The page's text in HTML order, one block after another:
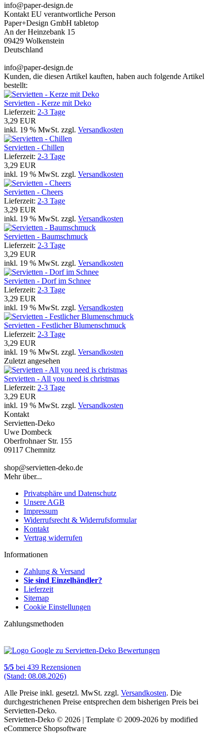
info@paper-design.de
Kontakt EU verantwortliche Person
Paper+Design GmbH tabletop
An der Heinzebank 15
09429 Wolkenstein
Deutschland
info@paper-design.de
Kunden, die diesen Artikel kauften, haben auch folgende Artikel
bestellt:
Servietten - Kerze mit Deko
Lieferzeit: 2-3 Tage
3,29 EUR
inkl. 19 % MwSt. zzgl. Versandkosten
Servietten - Chillen
Lieferzeit: 2-3 Tage
3,29 EUR
inkl. 19 % MwSt. zzgl. Versandkosten
Servietten - Cheers
Lieferzeit: 2-3 Tage
3,29 EUR
inkl. 19 % MwSt. zzgl. Versandkosten
Servietten - Baumschmuck
Lieferzeit: 2-3 Tage
3,29 EUR
inkl. 19 % MwSt. zzgl. Versandkosten
Servietten - Dorf im Schnee
Lieferzeit: 2-3 Tage
3,29 EUR
inkl. 19 % MwSt. zzgl. Versandkosten
Servietten - Festlicher Blumenschmuck
Lieferzeit: 2-3 Tage
3,29 EUR
inkl. 19 % MwSt. zzgl. Versandkosten
Zuletzt angesehen
Servietten - All you need is christmas
Lieferzeit: 2-3 Tage
3,29 EUR
inkl. 19 % MwSt. zzgl. Versandkosten
Kontakt
Servietten-Deko
Uwe Dombeck
Oberfrohnaer Str. 155
09117 Chemnitz
shop@servietten-deko.de
Mehr über...
Privatsphäre und Datenschutz
Unsere AGB
Impressum
Widerrufsrecht & Widerrufsformular
Kontakt
Vertrag widerrufen
Informationen
Zahlung & Versand
Sie sind Einzelhändler?
Lieferzeit
Sitemap
Cookie Einstellungen
Zahlungsmethoden
5/5 bei 439 Rezensionen
(Stand: 08.08.2026)
Alle Preise inkl. gesetzl. MwSt. zzgl. Versandkosten. Die
durchgestrichenen Preise entsprechen dem bisherigen Preis bei
Servietten-Deko.
Servietten-Deko © 2026 | Template © 2009-2026 by modified
eCommerce Shopsoftware